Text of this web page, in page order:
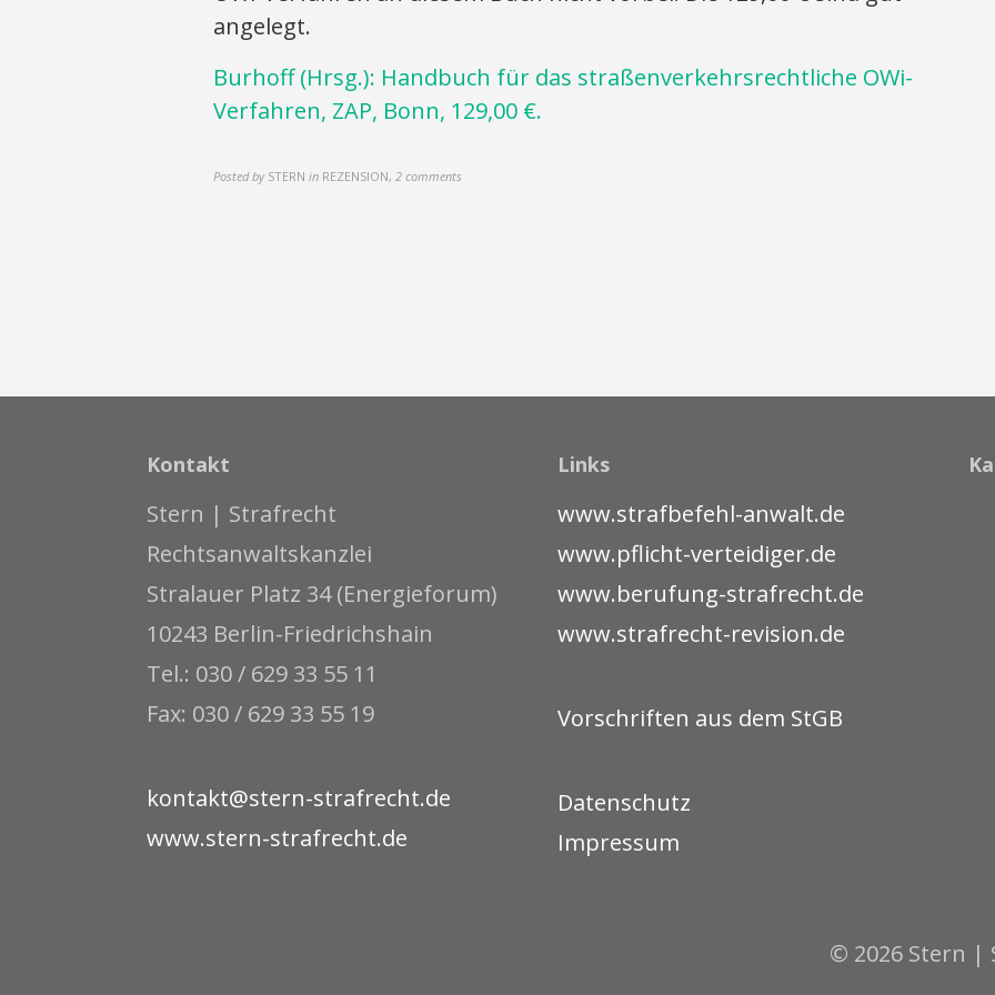
angelegt.
Burhoff (Hrsg.): Handbuch für das straßenverkehrsrechtliche OWi-
Verfahren, ZAP, Bonn, 129,00 €.
Posted by STERN in REZENSION, 2 comments
Kontakt
Stern | Strafrecht
Rechtsanwaltskanzlei
Stralauer Platz 34 (Energieforum)
10243 Berlin-Friedrichshain
Tel.: 030 / 629 33 55 11
Fax: 030 / 629 33 55 19
kontakt@stern-strafrecht.de
www.stern-strafrecht.de
Links
www.strafbefehl-anwalt.de
www.pflicht-verteidiger.de
www.berufung-strafrecht.de
www.strafrecht-revision.de
Vorschriften aus dem StGB
Datenschutz
Impressum
© 2026 Stern |